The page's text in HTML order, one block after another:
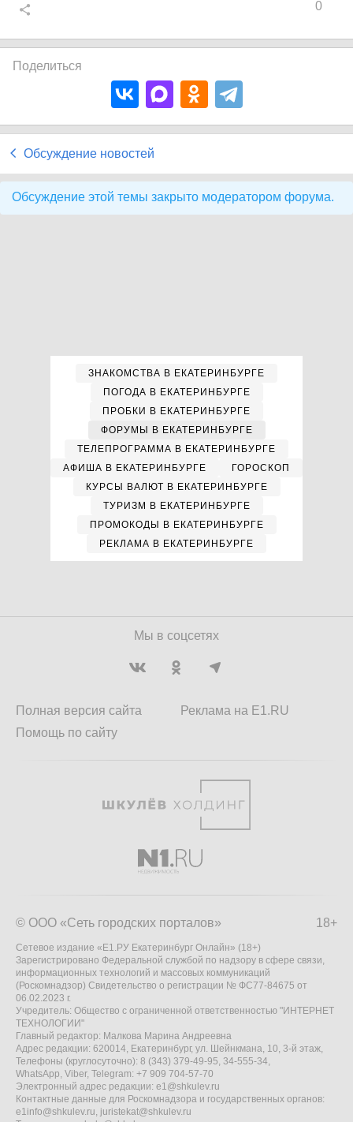
0
Поделиться
Обсуждение новостей
Обсуждение этой темы закрыто модератором форума.
ЗНАКОМСТВА В ЕКАТЕРИНБУРГЕ
ПОГОДА В ЕКАТЕРИНБУРГЕ
ПРОБКИ В ЕКАТЕРИНБУРГЕ
ФОРУМЫ В ЕКАТЕРИНБУРГЕ
ТЕЛЕПРОГРАММА В ЕКАТЕРИНБУРГЕ
АФИША В ЕКАТЕРИНБУРГЕ
ГОРОСКОП
КУРСЫ ВАЛЮТ В ЕКАТЕРИНБУРГЕ
ТУРИЗМ В ЕКАТЕРИНБУРГЕ
ПРОМОКОДЫ В ЕКАТЕРИНБУРГЕ
РЕКЛАМА В ЕКАТЕРИНБУРГЕ
Мы в соцсетях
Полная версия сайта
Помощь по сайту
Реклама на E1.RU
18+
© ООО «Сеть городских порталов»
Сетевое издание «Е1.РУ Екатеринбург Онлайн» (18+)
Зарегистрировано Федеральной службой по надзору в сфере связи,
информационных технологий и массовых коммуникаций
(Роскомнадзор) Свидетельство о регистрации № ФС77-84675 от
06.02.2023 г.
Учредитель: Общество с ограниченной ответственностью "ИНТЕРНЕТ
ТЕХНОЛОГИИ"
Главный редактор: Малкова Марина Андреевна
Адрес редакции: 620014, Екатеринбург, ул. Шейнкмана, 10, 3-й этаж,
Телефоны (круглосуточно): 8 (343) 379-49-95, 34-555-34,
WhatsApp, Viber, Telegram: +7 909 704-57-70
Электронный адрес редакции: e1@shkulev.ru
Контактные данные для Роскомнадзора и государственных органов:
e1info@shkulev.ru, juristekat@shkulev.ru